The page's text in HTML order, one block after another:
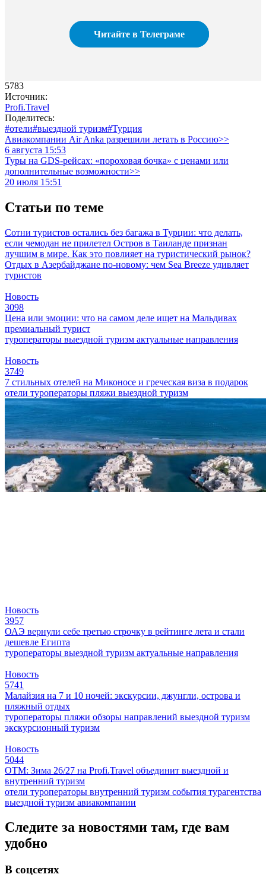
Читайте в Телеграме
5783
Источник:
Profi.Travel
Поделитесь:
#отели#выездной туризм#Турция
Авиакомпании Air Anka разрешили летать в Россию>>
6 августа 15:53
Туры на GDS-рейсах: «пороховая бочка» с ценами или
дополнительные возможности>>
20 июля 15:51
Статьи по теме
Сотни туристов остались без багажа в Турции: что делать,
если чемодан не прилетел Остров в Таиланде признан
лучшим в мире. Как это повлияет на туристический рынок?
Отдых в Азербайджане по-новому: чем Sea Breeze удивляет
туристов
Новость
3098
Цена или эмоции: что на самом деле ищет на Мальдивах
премиальный турист
туроператоры выездной туризм актуальные направления
Новость
3749
7 стильных отелей на Миконосе и греческая виза в подарок
отели туроператоры пляжи выездной туризм
Новость
3957
ОАЭ вернули себе третью строчку в рейтинге лета и стали
дешевле Египта
туроператоры выездной туризм актуальные направления
Новость
5741
Малайзия на 7 и 10 ночей: экскурсии, джунгли, острова и
пляжный отдых
туроператоры пляжи обзоры направлений выездной туризм
экскурсионный туризм
Новость
5044
ОТМ: Зима 26/27 на Profi.Travel объединит выездной и
внутренний туризм
отели туроператоры внутренний туризм события турагентства
выездной туризм авиакомпании
Следите за новостями там, где вам
удобно
В соцсетях